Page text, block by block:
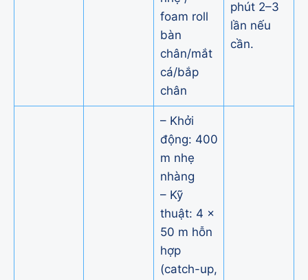
foam roll
bàn
chân/mắt
cá/bắp
chân
phút 2–3
lần nếu
cần.
– Khởi
động: 400
m nhẹ
nhàng
– Kỹ
thuật: 4 ×
50 m hỗn
hợp
(catch-up,